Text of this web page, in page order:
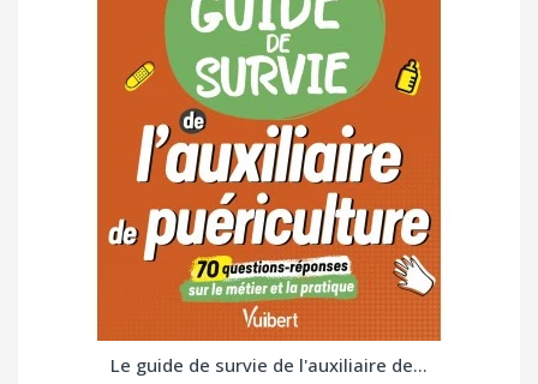
Le guide de survie de l'auxiliaire de...